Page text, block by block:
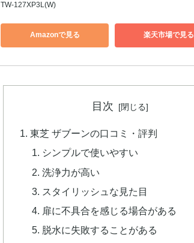
TW-127XP3L(W)
Amazonで見る 楽天市場で見る
目次
東芝 ザブーンの口コミ・評判
シンプルで使いやすい
洗浄力が高い
スタイリッシュな見た目
扉に不具合を感じる場合がある
脱水に失敗することがある